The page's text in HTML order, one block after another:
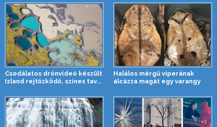
Csodálatos drónvideó készült
Izland rejtőzködő, színes tav...
Halálos mérgű viperának
álcázza magát egy varangy